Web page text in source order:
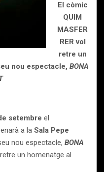
El còmic
QUIM
MASFER
RER vol
retre un
nou espectacle, BONA
setembre el
a la Sala Pepe
nou espectacle, BONA
un homenatge al